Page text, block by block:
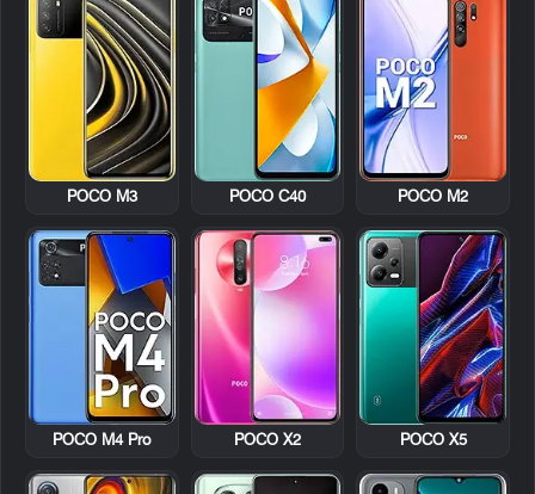
POCO M2
POCO C40
POCO M3
POCO X5
POCO X2
POCO M4 Pro